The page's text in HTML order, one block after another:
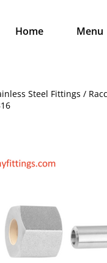
Home Menu
Steel Fittings /